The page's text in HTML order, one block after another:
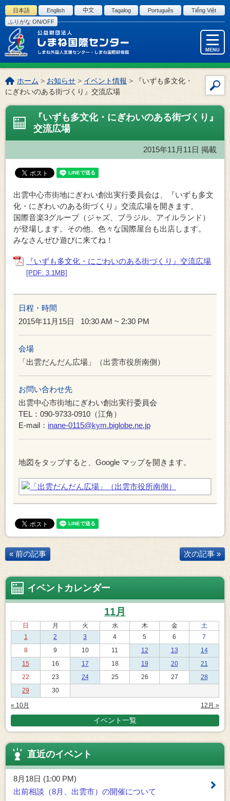
このページの本文へ
日本語 English 中文 Tagalog Português
Tiếng Việt
ふりがな ON/OFF
MENU
イ
索
こ
の
ペ
ホーム > お知らせ > イベント情報 >『いずも多文化・
にぎわいのある街づくり』交流広場
『いずも多文化・にぎわいのある街づくり』
交流広場
2015年11月11日 掲載
出雲中心市街地にぎわい創出実行委員会は、『いずも多文
化・にぎわいのある街づくり』交流広場を開きます。
国際音楽3グループ（ジャズ、ブラジル、アイルランド）
が登場します。その他、色々な国際屋台も出店します。
みなさんぜひ遊びに来てね！
『いずも多文化・にごわいのある街づくり』交流広場
[PDF: 3.1MB]
日程・時間
2015年11月15日
10:30 AM ~ 2:30 PM
会場
「出雲だんだん広場」（出雲市役所南側）
お問い合わせ先
出雲中心市街地にぎわい創出実行委員会
TEL：090-9733-0910（江角）
E-mail： inane-0115@kym.biglobe.ne.jp
地図をタップすると、Google マップを開きます。
« 前の記事 次の記事 »
イベントカレンダー
11月
日 月 火 水 木 金
土
1
2 3 4 5 6
7
8
9 10 11 12 13
14
15
16 17 18 19 20
21
22
23 24 25 26 27
28
29
30
« 10月 12月 »
イベント一覧
直近のイベント
8月18日 (1:00 PM)
出前相談（8月、出雲市）の開催について